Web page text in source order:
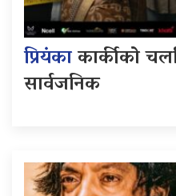
प्रियंकाकार्कीको
सार्वजनिक